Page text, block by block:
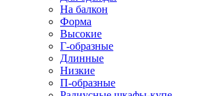
На балкон
Форма
Высокие
Г-образные
Длинные
Низкие
П-образные